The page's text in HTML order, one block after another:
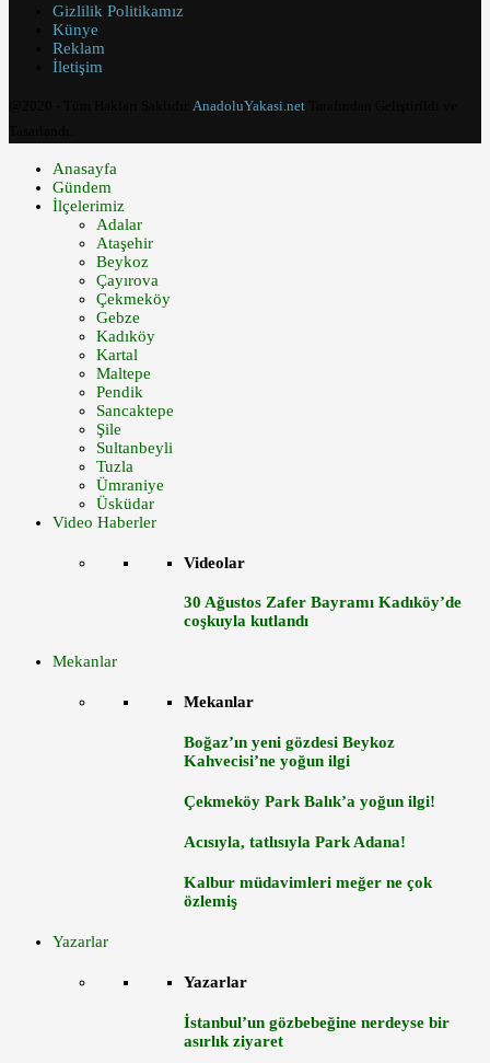
Gizlilik Politikamız
Künye
Reklam
İletişim
AnadoluYakasi.net
Anasayfa
Gündem
İlçelerimiz
Adalar
Ataşehir
Beykoz
Çayırova
Çekmeköy
Gebze
Kadıköy
Kartal
Maltepe
Pendik
Sancaktepe
Şile
Sultanbeyli
Tuzla
Ümraniye
Üsküdar
Video Haberler
Videolar
30 Ağustos Zafer Bayramı Kadıköy’de
coşkuyla kutlandı
Mekanlar
Mekanlar
Boğaz’ın yeni gözdesi Beykoz
Kahvecisi’ne yoğun ilgi
Çekmeköy Park Balık’a yoğun ilgi!
Acısıyla, tatlısıyla Park Adana!
Kalbur müdavimleri meğer ne çok
özlemiş
Yazarlar
Yazarlar
İstanbul’un gözbebeğine nerdeyse bir
asırlık ziyaret